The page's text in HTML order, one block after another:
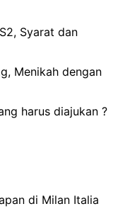
Syarat dan
Menikah dengan
harus diajukan ?
di Milan Italia